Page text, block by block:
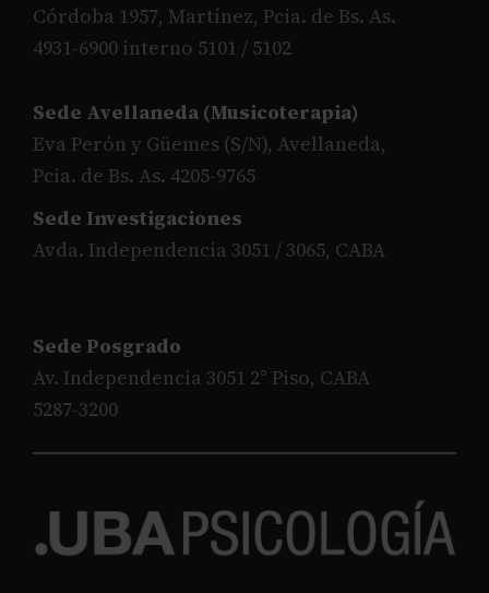
Córdoba 1957, Martínez, Pcia. de Bs. As.
4931-6900 interno 5101 / 5102
Sede Avellaneda (Musicoterapia)
Eva Perón y Güemes (S/N), Avellaneda,
Pcia. de Bs. As. 4205-9765
Sede Investigaciones
Avda. Independencia 3051 / 3065, CABA
Sede Posgrado
Av. Independencia 3051 2° Piso, CABA
5287-3200